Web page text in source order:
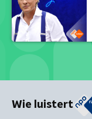
Wie luistert